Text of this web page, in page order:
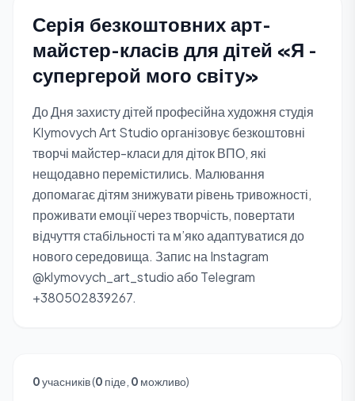
Серія безкоштовних арт-
майстер-класів для дітей «Я -
супергерой мого світу»
До Дня захисту дітей професійна художня студія
Klymovych Art Studio організовує безкоштовні
творчі майстер-класи для діток ВПО, які
нещодавно перемістились. Малювання
допомагає дітям знижувати рівень тривожності,
проживати емоції через творчість, повертати
відчуття стабільності та м’яко адаптуватися до
нового середовища. Запис на Instagram
@klymovych_art_studio або Telegram
+380502839267.
0учасників (0 піде, 0 можливо)